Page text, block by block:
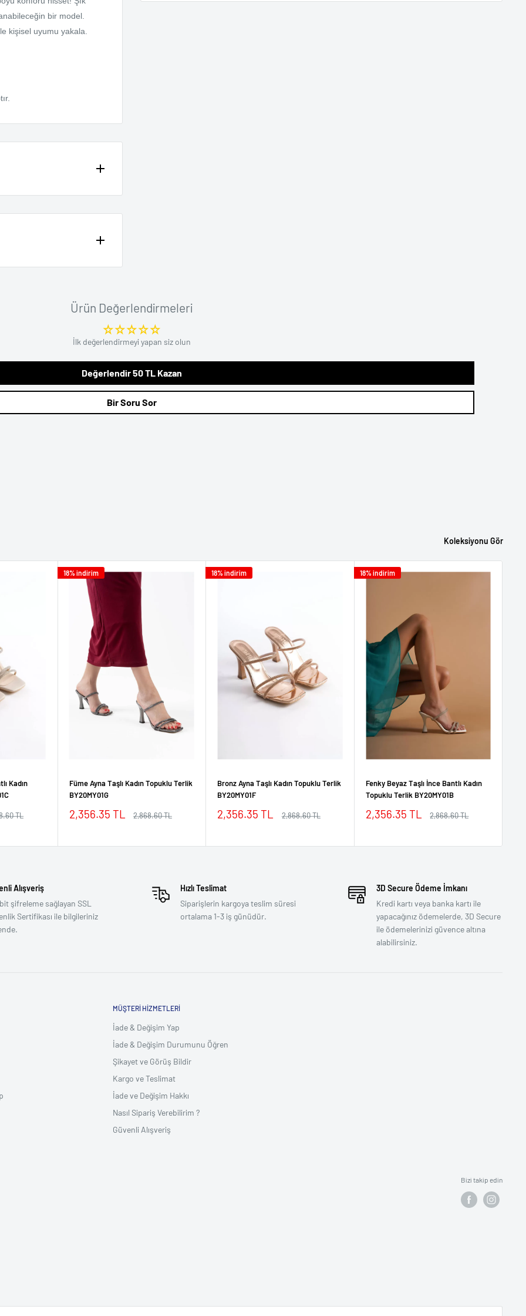
bir model.
kişisel uyumu yakala.
ödemeli alışverişlerinizde
yoğunluğuna bağlı olarak 1
numarası ile hepsijet
altına alınarak
mevcuttur.
bölümünden talep açarak
işlemi gerçekleştirilir.
Getcho tarafından
Ürün Değerlendirmeleri
İlk değerlendirmeyi yapan siz olun
Değerlendir 50 TL Kazan
Bir Soru Sor
Koleksiyonu Gör
Kadın
TL
18% indirim
Füme Ayna Taşlı Kadın Topuklu Terlik
BY20MY01G
İndirimli
2,356.35 TL
Normal
2,868.60 TL
18% indirim
Bronz Ayna Taşlı Kadın Topuklu Terlik
BY20MY01F
İndirimli
2,356.35 TL
Normal
2,868.60 TL
18% indirim
Fenky Beyaz Taşlı İnce Bantlı Kadın
Topuklu Terlik BY20MY01B
İndirimli
2,356.35 TL
Normal
2,868.60 TL
Alışveriş
şifreleme sağlayan SSL
Sertifikası ile bilgileriniz
Hızlı Teslimat
Siparişlerin kargoya teslim süresi
ortalama 1-3 iş günüdür.
3D Secure Ödeme İmkanı
Kredi kartı veya banka kartı ile
yapacağınız ödemelerde, 3D Secure
ile ödemelerinizi güvence altına
alabilirsiniz.
MÜŞTERI HIZMETLERI
İade & Değişim Yap
İade & Değişim Durumunu Öğren
Şikayet ve Görüş Bildir
Kargo ve Teslimat
İade ve Değişim Hakkı
Nasıl Sipariş Verebilirim ?
Güvenli Alışveriş
Bizi takip edin